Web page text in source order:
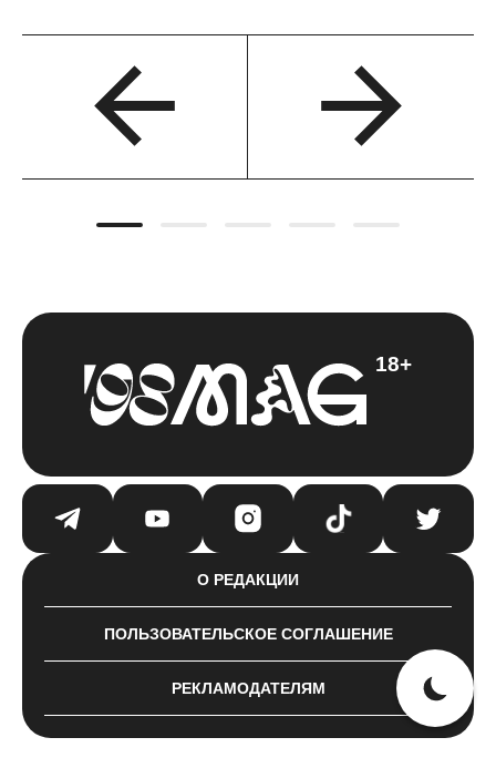
18+
О РЕДАКЦИИ
ПОЛЬЗОВАТЕЛЬСКОЕ СОГЛАШЕНИЕ
РЕКЛАМОДАТЕЛЯМ